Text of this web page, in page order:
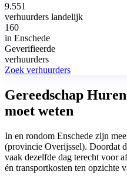
9.551
verhuurders landelijk
160
in Enschede
Geverifieerde
verhuurders
Zoek verhuurders
Gereedschap
moet weten
In en rondom Enschede zijn
(provincie Overijssel). Doordat
vaak dezelfde dag terecht voor
én transportkosten ten opzichte